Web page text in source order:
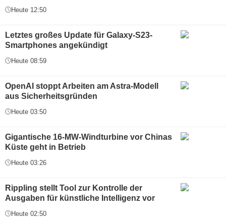
Heute 12:50
Letztes großes Update für Galaxy-S23-
Smartphones angekündigt
Heute 08:59
OpenAI stoppt Arbeiten am Astra-Modell
aus Sicherheitsgründen
Heute 03:50
Gigantische 16-MW-Windturbine vor Chinas
Küste geht in Betrieb
Heute 03:26
Rippling stellt Tool zur Kontrolle der
Ausgaben für künstliche Intelligenz vor
Heute 02:50